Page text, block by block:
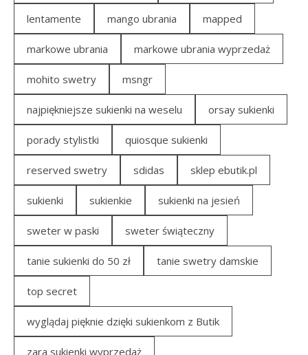
lentamente mango ubrania mapped
markowe ubrania markowe ubrania wyprzedaż
mohito swetry msngr
najpiękniejsze sukienki na weselu orsay sukienki
porady stylistki quiosque sukienki
reserved swetry sdidas sklep ebutik.pl
sukienki sukienkie sukienki na jesień
sweter w paski sweter świąteczny
tanie sukienki do 50 zł tanie swetry damskie
top secret
wyglądaj pięknie dzięki sukienkom z Butik
zara sukienki wyprzedaż